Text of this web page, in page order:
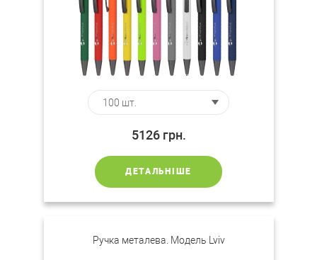
5126 грн.
ДЕТАЛЬНІШЕ
Ручка металева. Модель Lviv